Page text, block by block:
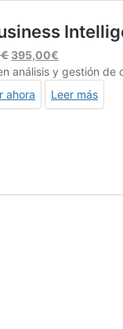
€ El
precio
original
era:
395,00€
precio
actual
es:
análisis y gestión
ahora
Leer más